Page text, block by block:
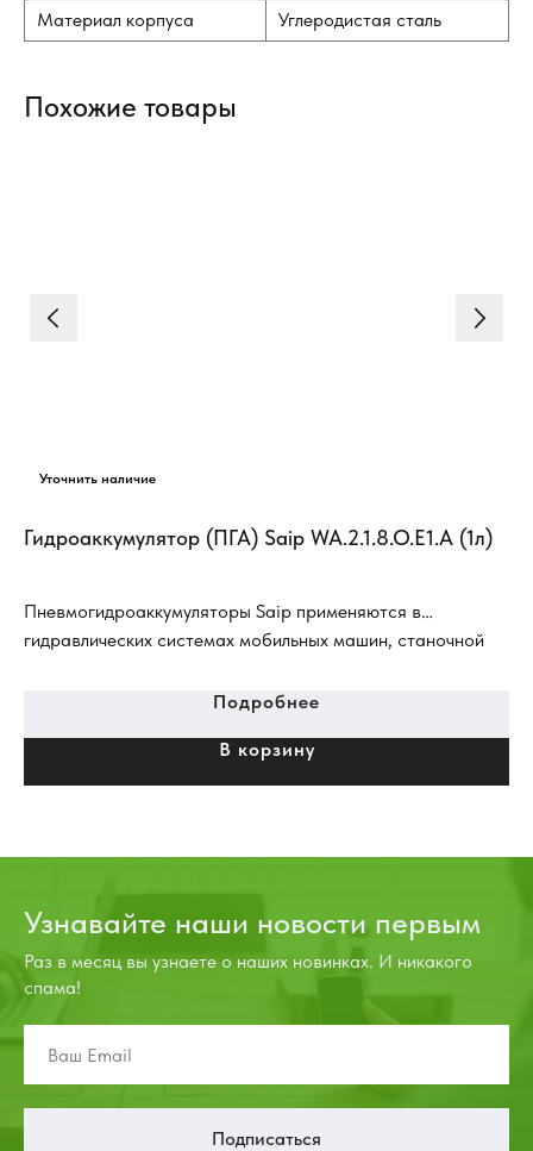
Материал корпуса
Углеродистая сталь
Похожие товары
Гидроаккумулятор (ПГА) Saip WA.2.1.8.O.E1.A (1л)
Пневмогидроаккумуляторы Saip применяются в
гидравлических системах мобильных машин, станочной
устройствах, в гидросистемах дорожно-строительных
(гидросистема тормозов, гидро-система рабочего
оборудования).
Подробнее
В корзину
Узнавайте наши новости первым
Раз в месяц вы узнаете о наших новинках. И никакого
спама!
Подписаться